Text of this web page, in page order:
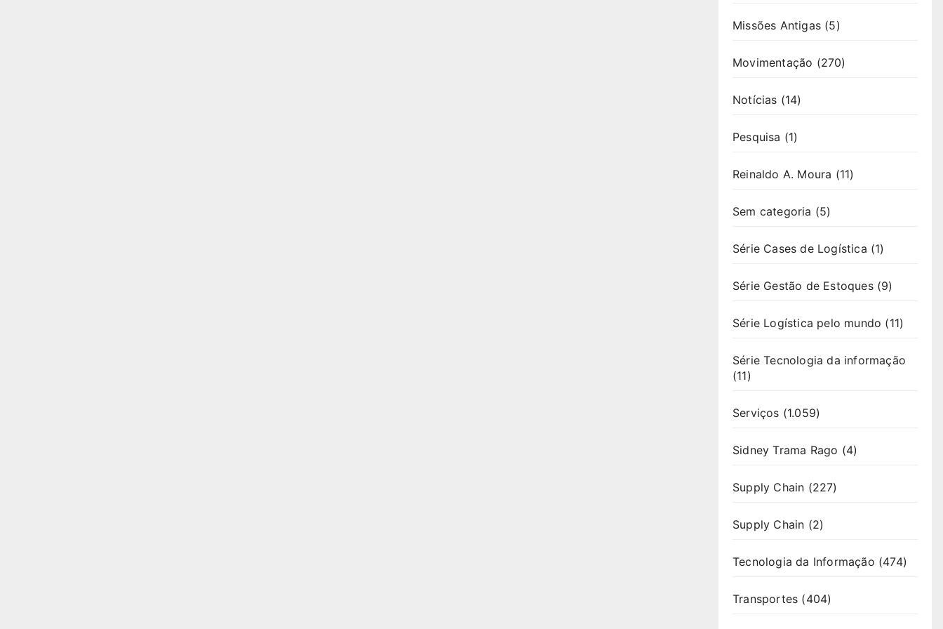
Missões Antigas (5)
Movimentação (270)
Notícias (14)
Pesquisa (1)
Reinaldo A. Moura (11)
Sem categoria (5)
Série Cases de Logística (1)
Série Gestão de Estoques(9)
Série Logística pelo mundo (11)
Série Tecnologia da informação
(11)
Serviços (1.059)
Sidney Trama Rago (4)
Supply Chain (227)
Supply Chain (2)
Tecnologia da Informação (474)
Transportes (404)